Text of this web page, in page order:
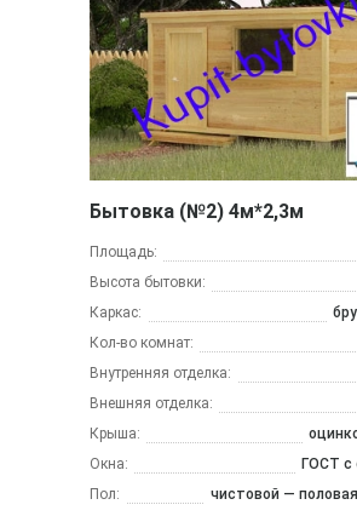
Бытовка (№2) 4м*2,3м
Площадь:
Высота бытовки:
Каркас:
Кол-во комнат:
Внутренняя отделка:
Внешняя отделка:
Крыша:
Окна:
ГОСТ с
Пол:
чистовой —